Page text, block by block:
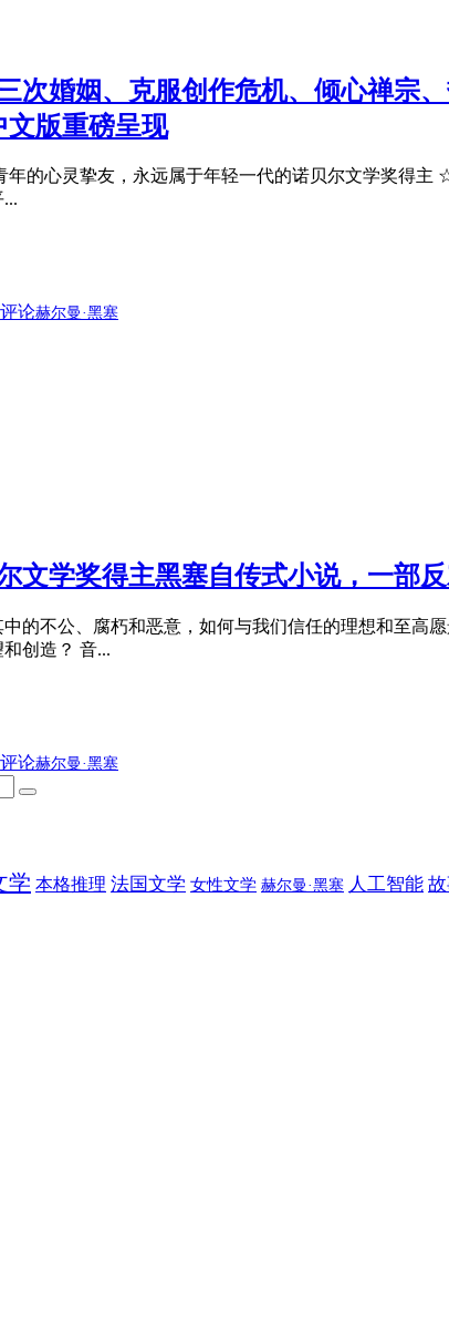
三次婚姻、克服创作危机、倾心禅
文版重磅呈现
的心灵挚友，永远属于年轻一代的诺贝尔文学奖得主
评论赫尔曼·黑塞
文学奖得主黑塞自传式小说，一部
的不公、腐朽和恶意，如何与我们信任的理想和至
创造？ 音...
评论赫尔曼·黑塞
学 本格推理 法国文学 女性文学 赫尔曼·黑塞 人工智能